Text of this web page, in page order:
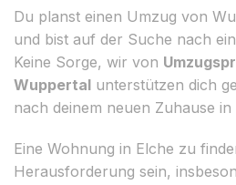
Du planst einen Umzug von
und bist auf der Suche nach
Keine Sorge, wir von
Wuppertal unterstützen dich
nach deinem neuen Zuhause in
Eine Wohnung in Elche zu
Herausforderung sein,